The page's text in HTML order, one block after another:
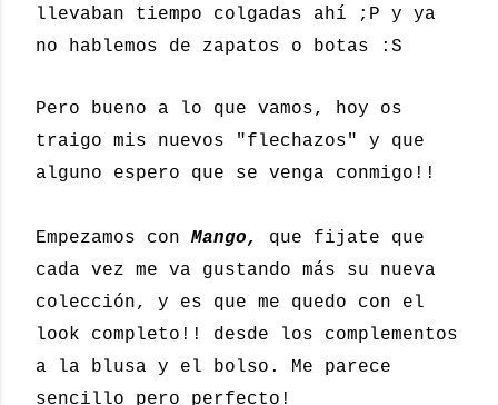
llevaban tiempo colgadas ahí ;P y ya
no hablemos de zapatos o botas :S
Pero bueno a lo que vamos, hoy os
traigo mis nuevos "flechazos" y que
alguno espero que se venga conmigo!!
Empezamos con Mango, que fijate que
cada vez me va gustando más su nueva
colección, y es que me quedo con el
look completo!! desde los complementos
a la blusa y el bolso. Me parece
sencillo pero perfecto!